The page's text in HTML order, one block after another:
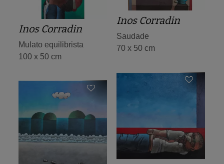
Inos Corradin
Saudade
70 x 50 cm
Inos Corradin
Mulato equilibrista
100 x 50 cm